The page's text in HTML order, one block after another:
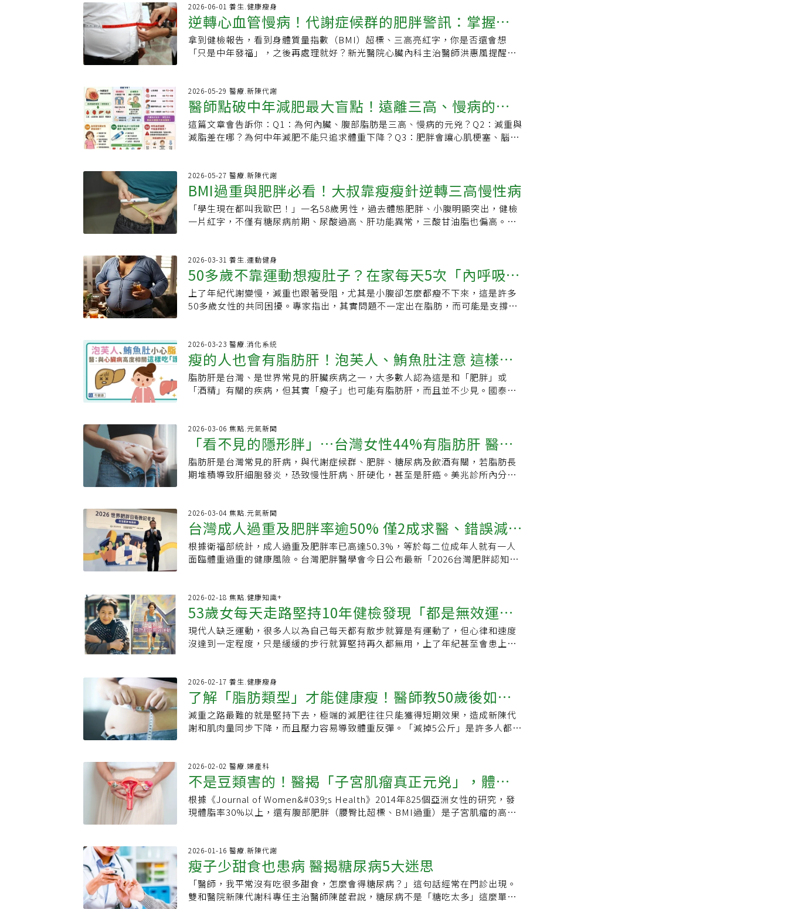
況下，改善代謝健康。以下是五項隨時隨地都能進行的徒手訓練。1.徒手深蹲凱
特琳和羅莉說，徒手深蹲主要鍛鍊腿部、臀部及核心的大肌群。腿部含有人體最
大的部分肌肉，強化肌肉能讓身體消耗更多能量，減少內臟脂肪，下肢力量也是
維持長期活動能力、平衡感與獨立性的關鍵。從站立姿勢開始，雙腳約與肩同
力，回到站立姿勢。此動作重複8至12次，或接近力竭為止，共進行2到3組。如
果覺得站立訓練很困難，可以試試坐姿深蹲。坐在椅子邊緣，雙腳踩在地板上，
稍微向前傾，並完全站起來，然後有控制地緩慢蹲下。2.登階琳賽說，登階運動
不僅能增強下肢力量，還能考驗平衡感。此運動活動到多個肌群並能提高心率，
還模擬爬樓梯和日常動作模式，因此能改善整體代謝健康，還有很高的功能性。
並排站在台階上；慢慢將左腳放回地面，控制下蹲動作，防止膝蓋向內倒。每邊
重複8至12次，共進行2至3組。3.棒式伊莉莎白說，棒式是很有效的全身運動，可
根據體能進行調整，對增強核心肌群和上肢力量特別有幫助。俯臥並讓前臂貼
地，手肘位於肩膀正下方，前臂保持平行或雙手交握，接著雙腳交替向後邁步，
準，然後每天試著增加2到3秒。若想降低難度，可彎曲膝蓋觸地，上半身仍保持
筆直。4.改良版伏地挺身改良版伏地挺身能增強胸部、肩膀、手臂、腿部及核心
肌群，琳賽說，運動可以根據個人肌力調整，短暫休息時間也可以練習。從跪姿
開始，雙手距離比肩寬稍寬，雙臂伸直，保持頭部到膝蓋呈一直線，彎曲手肘，
並緩慢將胸部向地面下壓，避免手肘向外張開超過身體45度；接著用力撐起身
推回原位。5.弓步行走凱特琳說，弓步行走能鍛鍊腿部、臀部及核心肌群、提高
心率並增加熱量消耗，還能改善平衡與協調性，對50歲以上族群非常重要。雙腳
併攏站直，右腿向前跨，並往下蹲，直到雙膝呈90度；以右腳跟發力站起，並向
前邁出左腳；持續交替換邊，直到空間不足、或完成8至10步為止，轉身並重複上
的9種飲食習慣隨著年齡增長，腰圍變粗不只是因為活動量下降，還與荷爾蒙變
化、代謝減慢及飲食習慣息息相關。而身體各處脂肪的堆積，又以「內臟脂肪」
對健康的威脅最大，因為此處的脂肪圍繞著體內重要器官，會增加心臟病、中
風、癌症、第二型糖尿病和失智症等多種慢性病的風險。雖然也都知道要減重，
但許多人認為減重一定得靠激烈運動，又覺得好懶！其實不然，專家指出，雖然
胖風險較低。研究認為，泡菜中的益生菌有助維持腸道菌相平衡，而健康的腸道
環境與體重控制存在密切關聯。除了泡菜之外，優格、克菲爾、酸菜、天貝等發
酵食物，也都是益生菌的重要來源。若不愛吃泡菜，可也每天吃點無糖優格。2.
吃足優質蛋白質研究顯示，蛋白質攝取品質愈高，腹部脂肪通常愈少。蛋白質不
子．瘦肉3.補足膳食纖維纖維有助延緩胃排空、增加飽足感，同時能穩定血糖與
改善腸道健康，對控制體重十分重要。相較於精緻澱粉，全穀類食物能提供更多
纖維與營養，有助降低暴飲暴食的機會。建議選擇：．全穀麵包與糙米．燕麥．
豆類與扁豆．蔬菜水果．堅果種子4.選擇健康的澱粉很多減肥的人不敢碰澱粉，
但其實也不是完全不能吃，例如可選擇富含抗性澱粉的馬鈴薯吃。抗性澱粉是一
助促進脂肪氧化與能量消耗。一項研究發現，過重者連續12週飲用富含兒茶素的
綠茶後，內臟脂肪明顯下降。研究人員推測，兒茶素可能提升脂肪代謝效率，進
而幫助體重控制。若不喜歡喝綠茶，也可選擇抹茶，其兒茶素含量甚至更高。6.
多攝取Omega-3脂肪酸Omega-3除了有益心血管與大腦健康，也可能有助於減少
籽．核桃7.吃些海帶芽富含膳食纖維的海帶芽，不但能夠促進腸道健康，也能減
少內臟脂肪的形成。8.減少添加糖糖分攝取過多是腹部脂肪增加的重要原因之
一，尤其是含糖飲料、蛋糕、餅乾、早餐穀片及各類加工食品中的添加糖。值得
注意的是，水果中的天然糖分不必過度擔心，因為水果同時含有纖維、維生素及
植化素，可減緩糖分吸收速度。真正需要控制的是額外添加進食品中的精製糖。
進食的人，BMI通常較低；反之，晚吃早餐、經常吃消夜及晚睡者，較容易出現
肥胖問題。專家認為，這與人體晝夜節律有關。白天是身體代謝效率較高的時
段，若經常深夜進食，可能打亂生理時鐘，增加脂肪儲存機會。因此，除了改善
飲食品質之外，也建議：．不要經常跳過早餐，並盡量提早吃第一餐．避免深夜
康帶來長期好處。【參考資料】．《TheTelegraph》．《verywellhealth》．
《health》．聯合報系新聞資料庫
2026-06-01 養生.健康瘦身
逆轉心血管慢病！代謝症候群的肥胖警訊：掌握減
重黃金期
拿到健檢報告，看到身體質量指數（BMI）超標、三高亮紅字，你是否還會想
「只是中年發福」，之後再處理就好？新光醫院心臟內科主治醫師洪惠風提醒，
梗塞或中風。中年BMI過重只是發福？當心肥胖與慢性病健檢紅字的健康危機洪
惠風指出，當肥胖合併血糖、血脂、血壓異常時，往往就是俗稱的「代謝症候
群」。它最可怕的地方在於，初期通常沒有明顯症狀，血管卻可能早已悄悄受
損。他形容，血管內一旦堆積不穩定斑塊，碰上情緒劇烈起伏或過度勞累，就像
土石流瞬間爆發，可能立刻引發心肌梗塞或中風。內臟脂肪引發血管慢性發炎！
代謝症候群患者的內臟脂肪正是災難的源頭，脂肪細胞分泌的化學物質，會讓全
身長期處於慢性發炎狀態，不僅加速動脈硬化，且誘發急性發炎反應，讓血管內
的斑塊破裂，造成心肌梗塞。洪惠風表示，門診中常見50至60歲的心臟病患者，
同時有體重過重、三高問題，甚至裝了心臟支架，就算吃了3、4種藥，控制效果
膽固醇（LDL，俗稱壞膽固醇）遲遲無法達標。洪惠風表示，這也顯示治療不能
只是「多加一顆藥」，而是要回頭處理肥胖、代謝失衡與慢性發炎的根本問題。
過去僅靠飲食控制與運動，往往難以長期改善；隨著GLP‑1藥物出現，治療觀念
也隨之轉變，GLP‑1不應只被當成「瘦瘦針」，它更重要的作用是「抗發炎」與
「器官保護」。瘦瘦針不只控糖！解析GLP-1減重藥物的抗發炎與器官保護功效
近，能更穩定發揮作用。不只可以幫助控制體重，還有助減少肥胖引起的慢性發
炎，進一步保護心臟、血管與肝臟。研究也發現，使用GLP‑1類藥物減重時，減
掉的重量中超過8成（84%）來自脂肪，同時能保留較多肌肉量，讓減重不只是瘦
得下來，也瘦得更健康。此外，這款藥物也已取得心血管疾病及代謝性脂肪肝炎
機。」洪惠風提醒，代謝症候群初期多無症狀，但器官還沒出現不可逆傷害，只
要減去目前體重的5%至10%，就有機會讓血糖與三酸甘油酯回到正常範圍。「應
將代謝症候群視為需長期管理的慢性病，正視肥胖本身就是一種疾病。」洪惠風
強調，透過生活型態調整，必要時搭配GLP‑1藥物輔助，並配合高蛋白飲食與阻
力訓練，才能在保留肌肉的同時穩定減重，真正降低心肌梗塞與中風的風險。延
風險：減重5%可逆轉，GLP-1治療新趨勢
2026-05-29 醫療.新陳代謝
醫師點破中年減肥最大盲點！遠離三高、慢病的減
脂全攻略
這篇文章會告訴你：Q1：為何內臟、腹部脂肪是三高、慢病的元兇？Q2：減重與
減脂差在哪？為何中年減肥不能只追求體重下降？Q3：肥胖會讓心肌梗塞、腦中
的是體重計上的數字，還是身體組成的變化？土城醫院新陳代謝科主治醫師李宜
螢指出，許多民眾對減重存有錯誤觀念，認為體重下降就是成功，卻忽略了流失
的可能是珍貴的肌肉。現代醫學更強調「內臟脂肪」的威脅，這些堆積在內臟器
官周圍的脂肪，不僅引發慢性發炎，更是三高、心血管疾病，甚至部分癌症的重
要源頭。李宜螢醫師也指出，臨床上在評估個人狀況後，除了建立正確的減重、
理，亦已被核准應用於心血管疾病與代謝性脂肪肝炎，凸顯現代減重策略已從單
純「減重」，進一步邁向「代謝與器官保護」的整合治療。Q1：為何內臟、腹部
脂肪是三高、慢病的元兇？李宜螢醫師指出，脂肪並非全然有害，但關鍵在於
「位置」。正常脂肪應儲存在皮下組織，然而當脂肪過多，便可能堆積於器官周
續釋放發炎物質，導致全身慢性發炎，進一步引發胰島素阻抗與代謝異常。長期
下來，不僅增加三高風險，也會對心臟、肝臟、腎臟等重要器官造成傷害。Q2：
減重與減脂差在哪？為何中年減肥不能只追求體重下降？李宜螢醫師表示，不少
中年族群體重看似正常，實際卻體脂偏高、腰圍過粗，健康風險反而容易被忽
略。脂肪集中在腹部，可能向上壓迫橫膈，呼吸道容易塌陷增加睡眠呼吸中止症
示，內臟脂肪會引發慢性發炎與脂肪毒性，導致胰島素阻抗，進而演變為糖尿
病、高血脂、高血壓等慢性病。也因此，減重的品質比速度更關鍵。部分GLP1藥
物的研究顯示，在體重下降中，可有高達約84%來自脂肪的減少，代表較多減去
的是與代謝風險相關的脂肪，而非肌肉，這樣的身體組成變化，對降低內臟脂肪
能支撐身體、預防老年跌倒骨折。若單純追求體重下降而失去肌肉，身體會失去
支持，代謝反而會變差。●維持肌肉量：肌肉能支撐身體、促進新陳代謝，若盲
目節食導致肌肉流失，代謝反而會變差。●預防骨質疏鬆：充足的肌肉量能保護
關節、預防老年跌倒與骨折風險。Q3：肥胖會讓心肌梗塞、腦中風、脂肪肝風險
增加多少？肥胖與多種重大疾病密切相關，尤其許多50歲族群常同時有脂肪肝合
往在無症狀下累積，一旦出現胸悶或腦部缺血，往往已進入疾病階段。此外，肥
胖會導致血管阻塞，增加心肌梗塞與中風風險；脂肪堆積於肝臟，形成脂肪肝甚
至肝炎；腎功能受損，心臟負荷增加，導致心肌肥大或心衰竭；腰圍脂肪過多也
可能會向上擠壓橫膈膜，呼吸道容易塌陷，造成睡眠呼吸中止症；此外，肥胖與
器官危機：脂肪肝、心肌梗塞、腦中風、心衰竭風險、睡眠呼吸中止症。●癌症
風險：長期慢性發炎與乳癌、子宮內膜癌及大腸癌等密切相關。Q4：為何更年期
女性更容易胖？更年期是女性體態改變的轉折點。李宜螢醫師指出，雌激素下降
會導致整體代謝速度變慢，使脂肪更容易囤積，尤其集中在腹部與臀部。中年女
性常伴隨久坐、運動量不足等生活型態，進一步加劇脂肪堆積。相較之下，同齡
跌倒與骨折風險。因此，與其單純追求體重下降，更應以「增肌減脂」為目標。
●更年期女性容易：腰圍增加、內臟脂肪上升、骨質疏鬆、肌少症●更年期減重
關鍵：增肌減脂、維持基礎代謝、預防骨鬆與跌倒Q5：瘦瘦針GLP-1如何改善肥
胖、脂肪肝與三高？李宜螢表示，近年廣泛使用的「瘦瘦針」GLP1藥物，不僅能
幫助減重，更重要的是具備抗發炎效果，可降低脂肪毒性對心血管與肝臟等器官
顯示[Ref]，使用GLP1藥物可降低約20%的心血管疾病風險，三酸甘油脂下降約
15%至22%，壞膽固醇下降約3%，好膽固醇則可提升約3%至5%。李宜螢醫師也
分享臨床觀察，有患者使用GLP1藥物約兩個月後，肝發炎現象即獲得改善，持續
追蹤約半年，許多病患的肝功能可恢復至正常範圍。事實上，目前兩款GLP1藥物
在減重效果上相當，因此併發症的改善便成為選擇藥物時的重要關鍵。目前台灣
2026-05-27 醫療.新陳代謝
BMI過重與肥胖必看！大叔靠瘦瘦針逆轉三高慢性病
「學生現在都叫我歐巴！」一名58歲男性，過去體態肥胖、小腹明顯突出，健檢
一片紅字，不僅有糖尿病前期、尿酸過高、肝功能異常，三酸甘油脂也偏高。經
哪些慢性病危機？收治該案例的土城醫院新陳代謝科主治醫師李宜螢表示，關鍵
不只有體重上的改變，而是真正做到「增肌減脂」帶來的整個體態變化。許多人
減重只看體重數字，但體重下降，可能只是水分流失，甚至減去肌肉，真正影響
健康的其實是堆積在器官周圍的內臟脂肪。李宜螢說，內臟脂肪會引發慢性發炎
與脂肪毒性，導致胰島素阻抗，進而演變為糖尿病、高血脂、高血壓等慢性病，
病、蛋白尿、睡眠呼吸中止症、乳癌、子宮內膜癌及大腸癌等風險。」瘦瘦針如
何幫助減重、減脂，逆轉三高？近年「瘦瘦針」GLP-1腸泌素藥物的出現，讓減
重及減脂有了更多武器使用。李宜螢指出，GLP‑1藥物不僅能減重，還有抗發
炎、改善代謝，以及降低脂肪毒性對心血管與肝臟等傷害的效益。研究顯示，使
脂則可降低約15至22%。目前市面上有兩種減重GLP-1藥物，體重下降的效果相
近，因此臨床選擇時應諮詢專業醫師，考量其減脂、肌肉保留及器官保護等相關
實證。李宜螢分享，有患者使用GLP‑1藥物約兩個月，肝發炎便出現改善，持續
追蹤半年後，肝功能多回復正常。台灣亦已有一款GLP‑1類藥物，同時核准用於
體重管理、心血管疾病及代謝性脂肪肝炎治療，患者可與醫師討論合適選項。更
藥物3個月內快速瘦下來？」她提醒，過快的體重下降容易引發反撲，更伴隨肌肉
與營養流失，不利長期維持與健康。「更年期女性更要注意快速減重的風險。」
李宜螢指出，更年期因雌激素下降，代謝變慢，脂肪更易囤積、肌肉更容易流
失。研究顯示，不同GLP-1藥物在脂肪減少與肌肉保留比例上存在差異。建議健
醫師討論，選擇出最符合個人減重目標、共病治療需求，同時也要考量減重藥物
在減脂、保留肌肉、保護器官等的效益，才能瘦得下來，也瘦得健康。延伸閱
讀：BMI過重與肥胖必看！大叔靠瘦瘦針逆轉三高慢性病台灣成人過重及肥胖率
逾50%僅2成求醫、錯誤減重陷復胖循環台灣肥胖率比日本高10倍，醫揭真正5原
因！忽視「這問題」，不但胖還累積一堆慢性病
2026-03-31 養生.運動健身
50多歲不靠運動想瘦肚子？在家每天5次「內呼吸運
動」打造平坦小腹
上了年紀代謝變慢，減重也跟著受阻，尤其是小腹卻怎麼都瘦不下來，這是許多
50多歲女性的共同困擾。專家指出，其實問題不一定出在脂肪，而可能是支撐內
源許多人都有小腹凸出的困擾。隨著年齡增長，肌肉量下降，加上女性荷爾蒙減
少等多重因素，使得內臟脂肪更容易堆積。這不僅發生在體型豐腴的人身上，就
算是偏瘦、體重正常的人，也常出現「只有肚子凸」的情況。要如何改善小腹凸
出？關鍵就在「內在肌（深層肌群）」。所謂內在肌，是位於身體深層的肌肉，
負責維持姿勢與讓身體順暢活動。當內在肌變弱，不只會造成小腹突出，還可能
「偷懶肌」內在肌位於身體深層，難以用意識直接控制。它負責穩定身體基礎，
而表層肌（外在肌）則負責產生動作。內在肌也容易因骨盆傾斜而變得難以使
用、逐漸退化。換句話說，它常處於「沉睡狀態」，內在呼吸運動的特點，就是
喚醒這些沉睡的肌肉。這項運動的關鍵在於「腹橫肌」。想有效鍛鍊它，重點是
抑制了內在肌的活動。但若長期無法啟動內在肌，身體會逐漸依賴外在肌，進一
步導致內在肌退化，成為姿勢不良與身體不適的主要原因。透過內在呼吸運動活
化內在肌，不僅能改善小腹，也有助於打造良好姿勢，進一步改善各種身體問
題。當姿勢正確後，不只外觀更俐落，內臟位置也會恢復正常，代謝提升，同時
減輕腰痛與肩頸不適，讓身體更不易疲勞。提升50歲代謝 只靠呼吸也能打造易瘦
且男性通常高於女性。常聽到年長女性較難減重，但反過來說，只要能提升基礎
代謝，就有機會打造更容易瘦的體質。不限地點、人人可做「內在呼吸法」日本
物理治療師渡邊里奈創造一套「內在呼吸運動」，為了鍛鍊難以訓練的內在肌、
改善小腹與姿勢，其核心在於「內在呼吸」這種獨特的呼吸方式。透過呼吸刺激
就能做，也很適合當作居家運動。無論是看電視或刷牙時，都可以進行邊做邊
練。內在呼吸的2大重點1.用鼻子吸氣2.用嘴巴將氣往正下方吐出，持續5秒吐氣
時間一定要維持5秒，前3秒一口氣將氣吐出，接下來的2秒，一邊持續吐氣，一邊
刻意將腹部往內收縮。基本動作建議以仰躺姿勢進行，不過也可以先站直身體、
調整好姿勢來練習內在呼吸。只要能稍微感覺到腹部在運作，就代表已經準備好
可能用力吐氣。重複1和2的動作。內在呼吸最大的特徵，就是總共5秒的吐氣時
間。前3秒重點在於徹底吐氣，後2秒則在持續吐氣的同時，將腹部往內收緊，透
過這個過程，可以最大程度引出深層肌群的收縮效果。3.確認腹部是否內縮當深
層肌群中的腹橫肌開始運作時，腹部會自然凹陷。可以用手或眼睛直接確認腹部
2026-03-23 醫療.消化系統
瘦的人也會有脂肪肝！泡芙人、鮪魚肚注意 這樣吃
「護心肝」
脂肪肝是台灣、是世界常見的肝臟疾病之一，大多數人認為這是和「肥胖」或
「酒精」有關的疾病，但其實「瘦子」也可能有脂肪肝，而且並不少見。國泰綜
是？脂肪肝成因可包括酒精型、肥胖型、疾病型、藥物型等等。郭志東醫師表
示，脂肪肝風險當中，相較於飲酒過量，更常見的是代謝症候群，包括肥胖、高
血壓、高血脂、高血糖、糖尿病等。瘦子就不會有脂肪肝？值得注意的是，關於
肥胖，民眾大多會著重在體型、體重、BMI，穿上衣服感覺瘦瘦的、體重不重、
BMI正常，便也不會多想有健康問題。事實上，四肢勻稱只胖肚子的泡芙人、啤
的，若有代謝疾病也仍在風險之中。脂肪肝與心臟病：郭志東醫師表示，脂肪肝
會導致慢性發炎、胰島素阻抗、膽固醇失衡、腸道菌叢改變等影響，各方面都會
提升心血管風險、增加心臟負擔。而即便是肥胖、三高等風險皆已調整，若腹部
仍大、腹部脂肪仍未改善、脂肪肝猶在，脂肪肝本身也仍是心臟病的危險因子，
有無脂肪肝，除了從上述觀察自己是否有脂肪肝風險，包括飲食型態、肥胖與
否、有無三高、是否為泡芙人、鮪魚肚等等初步自我檢視，最重要的就是定期檢
查，除了確認脂肪肝以外，也可看是否有三高、代謝疾病等。注意症狀：郭志東
醫師也提醒，脂肪肝最麻煩之處就是在於它是個「沉默的疾病」大多數患者可能
完全沒有症狀，或僅有右上腹悶痛、疲倦等輕微的不適。若出現體重下降、腹
尋求醫療協助。疑似心梗症狀速就醫！也提醒，若是出現胸悶鈍痛、冒冷汗、左
胸向外延伸疼痛（左肩、左臂、左下顎、左頸等）疑似急性心肌梗塞症狀，即刻
就醫不可拖延。泡芙人、鮪魚肚小心脂肪肝，心臟醫教「這樣吃」護心肝！定期
檢查：脂肪肝從根本改善改善脂肪肝重點，在於對其原因改善，例如酒精性脂肪
改善肥胖，包括泡芙人、鮪魚肚、啤酒肚，除了避免飲酒過量外，也建議避免高
油鹽糖食物，控制總熱量。可多採取地中海飲食，高纖、多蔬果、全穀食物、橄
欖油、魚類等，適度的飲用黑咖啡也對肝、心有利。規律運動、控制體重：避免
內臟脂肪風險不只飲食優化，也鼓勵養成有氧及重訓的運動習慣，確實的控制體
重，體重下降也會先從腹部脂肪開始代謝，減輕5-10%即可顯著改善脂肪肝、降
事，也攸關心臟。定期檢查、調整飲食、規律運動、控制體重有助改善及預防。
養成良好的習慣不只防範脂肪肝，也助防心臟疾病，甚至促進整體健康！《延伸
閱讀》．她三餐超清淡卻得脂肪肝！營養師指關鍵：真的別這樣吃。．工程師不
菸不酒肝指數超標？醫揭原因竟是重度脂肪肝！以上新聞文字、圖片皆屬《今健
2026-03-06 焦點.元氣新聞
「看不見的隱形胖」…台灣女性44%有脂肪肝 醫：
注意5大徵兆
脂肪肝是台灣常見的肝病，與代謝症候群、肥胖、糖尿病及飲酒有關，若脂肪長
期堆積導致肝細胞發炎，恐致慢性肝病、肝硬化，甚至是肝癌。美兆診所內分泌
西化影響，國人吃進過多的油鹽糖以及精緻澱粉，脂肪肝已快變成台灣新國
病。」林素菁指出，不少女性體態勻稱，卻在健檢時發現內臟脂肪超標、甚至已
有脂肪肝。臨床觀察，女性代謝風險近年出現年輕化與隱形化趨勢，因早期無明
顯症狀，很多人以為自己體態不胖就沒事。根據美兆健康管理機構統計，2015至
2024年女性健檢數據顯示，脂肪肝比例長期維持在35%以上，近年攀升明顯，最
病，影響全身健康。數據也顯示，30至55歲的女性易陷入「看不見的胖」，其原
因包括荷爾蒙變化、代謝率下降、胰島素阻抗、生活壓力大等。林素菁說，皮質
醇上升易導致「壓力胖」，若長期處於高壓、睡眠不足、作息紊亂狀態，皮質醇
分泌失衡會干擾血糖調節與脂肪代謝，脂肪容易堆積在腹部與內臟。林素菁強
被忽視，多數人在健檢時透過超音波才發現，不過仍可從一些身體變化發現早期
警訊。脂肪肝5大徵兆：1.腰圍增加：體重變化不大，但褲頭變緊，腰圍增加（中
心型肥胖）是反映內臟脂肪過多的重要指標。2.餐後腹脹：吃完飯後覺得飽脹或
胃悶感增加，特別是晚餐後更明顯。3.容易疲倦：常見疲倦、乏力、食欲不振等
症狀，腦霧感增加，專注力下降、提不起精神。4.睡眠變差：脂肪肝會導致疲
上升。林素菁強調，上述徵兆不是單一症狀，而是代謝系統發出的早期訊號。脂
肪肝是可以透過「少吃多動」逆轉，尤其是有氧運動，建議每周固定安排阻力訓
練。另建議以蛋白質與蔬菜打底，減少含糖飲料、精緻澱粉與酒精，才能降低脂
肪往內臟堆積的風險。延伸閱讀：脂肪肝「家庭化」怎麼辦？醫師：可逆轉！除
2026-03-04 焦點.元氣新聞
台灣成人過重及肥胖率逾50% 僅2成求醫、錯誤減重
陷復胖循環
根據衛福部統計，成人過重及肥胖率已高達50.3%，等於每二位成年人就有一人
面臨體重過重的健康風險。台灣肥胖醫學會今日公布最新「2026台灣肥胖認知大
文元表示，近年民眾已普遍理解肥胖是一種慢性疾病，但是有「認知提升、行動
不足」的明顯落差，僅有2成人意識到肥胖需尋求專業醫療協助，近八成沒有作
為，或是盲目追求不健康的速效減肥法，不僅復胖的機率高，還可能對身體造成
傷害。「肥胖不是看體重，BMI與腰圍才是關鍵。」林文元說，只要BMI超過24
就是過重、大於27即為肥胖。另外，腰圍超標要小心內臟脂肪過多的問題，易引
查」以線上問卷方式進行，調查對象為20歲以上成人，調查期間為2026年1月26
日至2月2日，有效樣本數共1068，女性496人，男性572人。資料分析顯示，9成
減重者以飲食控制與運動為主要方式，其中4成曾採極端節食或不均衡飲食，容易
營養代謝失衡、肌肉流失，增加復胖風險。值得注意的是，減重者中僅2成曾尋求
能在短期內讓體重下降，但常因肌肉流失、代謝降低，導致復胖、免疫力下降甚
至器官受損。林文元強調，世界衛生組織認定肥胖是「需要終身照護的慢性復發
性疾病」，若缺乏專業醫療評估與個人化治療照護策略，往往容易陷入「反覆減
重—復胖」惡性循環。復胖多為增加脂肪，導致體脂率越來越高、肌肉變少，最
後恐陷入「愈減愈肥」的困境。除了運動及飲食，過重者可以在醫師的指示下使
食規律不正常，BMI高達30，合併三高異常與血壓偏高，急於減重網購「瘦瘦
針」，結果嚴重嘔吐。「這名個案參照網路教學自行施打劑量，出現嘔吐、脫
水，卻以為是正常減重反應，後來復胖才就醫諮詢。」高湘涵提醒，瘦瘦針的適
應症與健康效益均不相同，用藥前，務必尋求專業醫師評估，根據個別健康需求
2026-02-18 焦點.健康知識+
53歲女每天走路堅持10年健檢發現「都是無效運
動」調整後驚喜：第二天就有感！
現代人缺乏運動，很多人以為自己每天都有散步就算是有運動了，但心律和速度
沒達到一定程度，只是緩緩的步行就算堅持再久都無用，上了年紀甚至會患上肌
到2、3萬步，朋友給她按讚，讓她覺得自己生活方式還是挺健康有規律的，她也
聲稱這是這輩子堅持最久的一件事，就這樣持續了10年。然而幾個月前的健檢，
玲姐發現自己明明身材很瘦，竟然內臟脂肪超標，全身肌肉量不足。她給營養科
掛號，聽了醫生的建議，才知道自己對於健康和運動竟然誤解這麼深。首先，體
重輕並不意味體型標準。人上了年紀，愈要重視肌肉對人體的重要作用。同樣體
達不到運動效果，有效的運動不一定要多長時間，但必須達到一定強度，心率、
呼吸要提升，肌肉只有刺激後才能生產。這讓慢走10年卻幾乎無效的玲姐大夢初
醒，決定換個方式運動。玲姐表示因為在意別人的眼光，不想在路邊跑步的時候
被熟人看到，所以就選擇在家旁邊的高樓裡爬樓梯，走樓梯到30層再坐電梯下
爬樓讓她確實感覺到自己心臟的跳動、大汗淋漓，每次堅持完後像從內到外都被
清洗過一遍。意外的是，連睡眠的時間品質都有所提升，簡直是立竿見影，從運
動的第二天整個人就有明顯的改善。另外爬樓以後，她指出精力和食量都明顯提
升，但並不控制飲食，只是更注重蛋白質的攝取。現在玲姐體重上升到50公斤，
肉眼看起來臉更緊緻了，身材也更挺拔。她說以前老是想靠食補、休息來把身體
2026-02-17 養生.健康瘦身
了解「脂肪類型」才能健康瘦！醫師教50歲後如何
減掉腹部脂肪
減重之路最難的就是堅持下去，極端的減肥往往只能獲得短期效果，造成新陳代
謝和肌肉量同步下降，而且壓力容易導致體重反彈。「減掉5公斤」是許多人都能
期後，荷爾蒙平衡出現變化，能幫助防止脂肪堆積的雌激素水平下降，造成中年
女性體重增加。另外，年齡增長也會使肌肉量流失，當支撐內臟器官的肌肉衰弱
時，胃腸下垂也可能導致下腹部出現腫脹。隨著新陳代謝下降，身體熱量消耗相
對少於熱量攝取，也是脂肪堆積的原因。腹部脂肪如何堆積？為了保護重要的內
臟器官，我們天生就容易在軀幹部位（如：腹部、腰部、子宮）堆積脂肪。脂肪
難觀察到。女性本身比起男性更容易累積皮下脂肪，在50多歲進入更年期時，又
不僅會累積皮下脂肪，還會累積內臟脂肪。女性如果體脂高於30%以上，腰圍小
於90公分，醫學上會被判定屬於「皮下脂肪肥胖」；如果體脂為30%以上，腰圍
大於90公分，就會被認為是「內臟脂肪肥胖」，屬於代謝症候群（Metabolic
2026-02-02 醫療.婦產科
不是豆類害的！醫揭「子宮肌瘤真正元兇」，體脂
高、肚子胖全中
根據《Journal of Women&#039;s Health》2014年825個亞洲女性的研究，發
現體脂率30%以上，還有腹部肥胖（腰臀比超標、BMI過重）是子宮肌瘤的高危
過高是4.3倍，內臟脂肪過高是3.9倍，比起BMI的2倍多，「腹部肥胖」更是子宮
肌瘤的高風險因子。 降低體脂率 有助降低子宮肌瘤發生率 《王姿允醫師。我的
無齡秘笈。》表示，由以上研究可知，降低體脂率其實可以大大降低子宮肌瘤的
發生，至於是否可以「縮小」，其實目前並未有相關減重介入後的觀察型研究，
所以仍無法下定論。但可以確定的是，每天1000cc以內的無糖豆漿加上若干豆腐
2026-01-16 醫療.新陳代謝
瘦子少甜食也患病 醫揭糖尿病5大迷思
「醫師，我平常沒有吃很多甜食，怎麼會得糖尿病？」這句話經常在門診出現。
雙和醫院新陳代謝科專任主治醫師陳茝君說，糖尿病不是「糖吃太多」這麼單一